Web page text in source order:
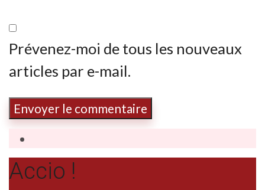
Prévenez-moi de tous les nouveaux
articles par e-mail.
Accio !